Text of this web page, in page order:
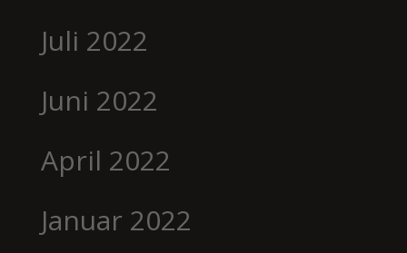
Juli 2022
Juni 2022
April 2022
Januar 2022